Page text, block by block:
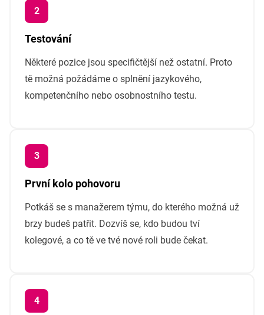
Testování
Některé pozice jsou specifičtější než ostatní. Proto
tě možná požádáme o splnění jazykového,
kompetenčního nebo osobnostního testu.
První kolo pohovoru
Potkáš se s manažerem týmu, do kterého možná už
brzy budeš patřit. Dozvíš se, kdo budou tví
kolegové, a co tě ve tvé nové roli bude čekat.